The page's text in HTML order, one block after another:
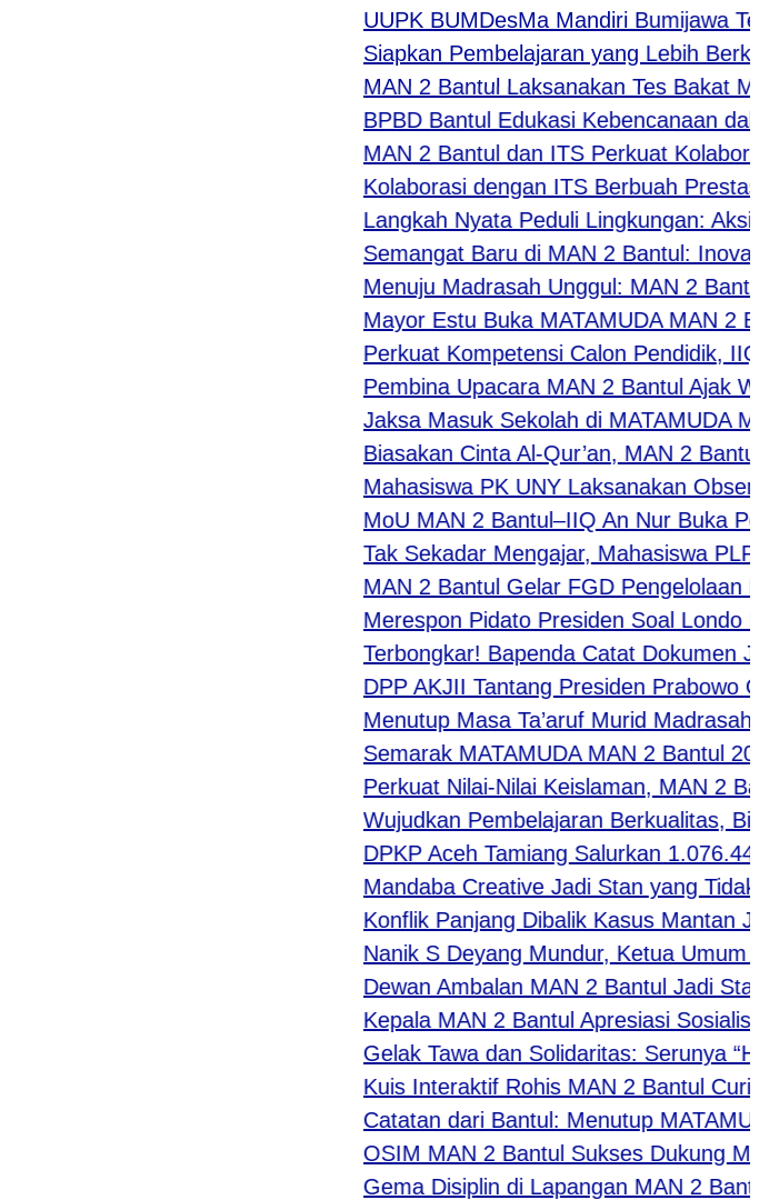
UUPK BUMDesMa Mandiri Bumijawa
Siapkan Pembelajaran yang Lebih
MAN 2 Bantul Laksanakan Tes Bakat
BPBD Bantul Edukasi Kebencanaan
MAN 2 Bantul dan ITS Perkuat
Kolaborasi dengan ITS Berbuah Prestasi,
Langkah Nyata Peduli Lingkungan: Aksi
Semangat Baru di MAN 2 Bantul: Inovasi
Menuju Madrasah Unggul: MAN 2 Bantul
Mayor Estu Buka MATAMUDA MAN 2
Perkuat Kompetensi Calon Pendidik, IIQ
Pembina Upacara MAN 2 Bantul Ajak
Jaksa Masuk Sekolah di MATAMUDA
Biasakan Cinta Al-Qur’an, MAN 2 Bantul
Mahasiswa PK UNY Laksanakan
MoU MAN 2 Bantul–IIQ An Nur Buka
Tak Sekadar Mengajar, Mahasiswa PLP
MAN 2 Bantul Gelar FGD Pengelolaan
Merespon Pidato Presiden Soal Londo
​Terbongkar! Bapenda Catat Dokumen
DPP AKJII Tantang Presiden Prabowo
Menutup Masa Ta’aruf Murid Madrasah,
Semarak MATAMUDA MAN 2 Bantul
Perkuat Nilai-Nilai Keislaman, MAN 2
Wujudkan Pembelajaran Berkualitas,
DPKP Aceh Tamiang Salurkan 1.076.440
Mandaba Creative Jadi Stan yang Tidak
Konflik Panjang Dibalik Kasus Mantan
Nanik S Deyang Mundur, Ketua Umum
Dewan Ambalan MAN 2 Bantul Jadi Stan
Kepala MAN 2 Bantul Apresiasi
Gelak Tawa dan Solidaritas: Serunya
Kuis Interaktif Rohis MAN 2 Bantul Curi
Catatan dari Bantul: Menutup
OSIM MAN 2 Bantul Sukses Dukung
Gema Disiplin di Lapangan MAN 2